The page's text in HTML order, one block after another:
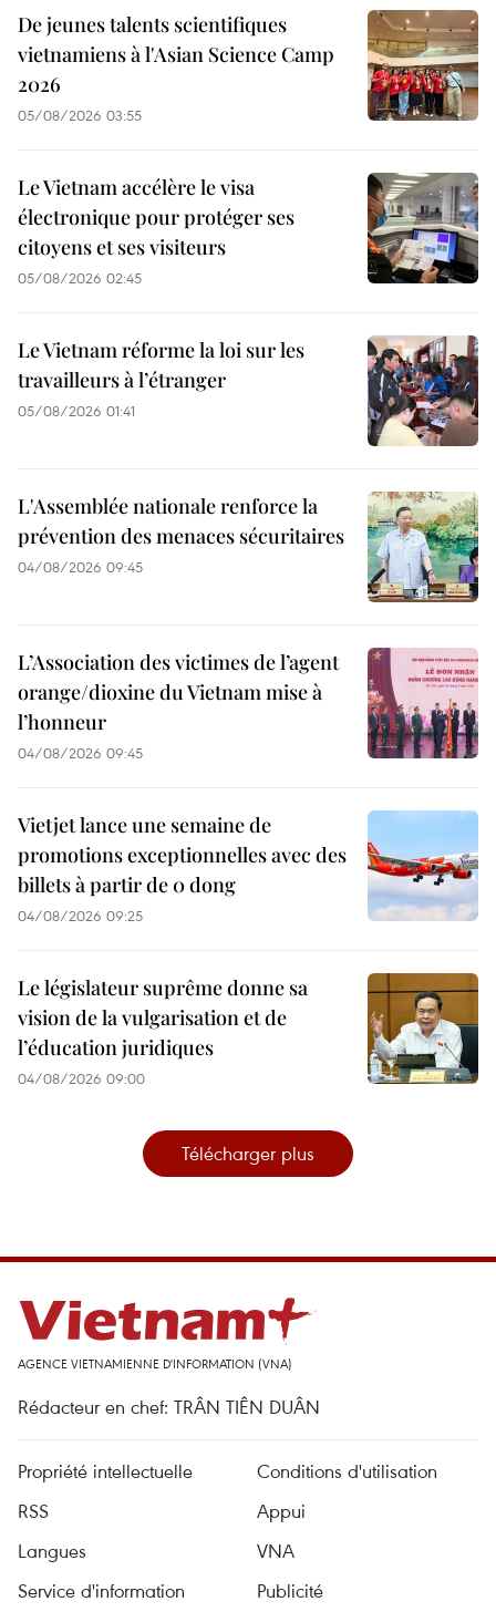
De jeunes talents scientifiques
vietnamiens à l'Asian Science Camp
2026
05/08/2026 03:55
Le Vietnam accélère le visa
électronique pour protéger ses
citoyens et ses visiteurs
05/08/2026 02:45
Le Vietnam réforme la loi sur les
travailleurs à l’étranger
05/08/2026 01:41
L'Assemblée nationale renforce la
prévention des menaces sécuritaires
04/08/2026 09:45
L’Association des victimes de l’agent
orange/dioxine du Vietnam mise à
l’honneur
04/08/2026 09:45
Vietjet lance une semaine de
promotions exceptionnelles avec des
billets à partir de 0 dong
04/08/2026 09:25
Le législateur suprême donne sa
vision de la vulgarisation et de
l’éducation juridiques
04/08/2026 09:00
Télécharger plus
AGENCE VIETNAMIENNE D'INFORMATION (VNA)
Rédacteur en chef: TRÂN TIÊN DUÂN
Propriété intellectuelle
Conditions d'utilisation
RSS
Appui
Langues
VNA
Service d'information
Publicité